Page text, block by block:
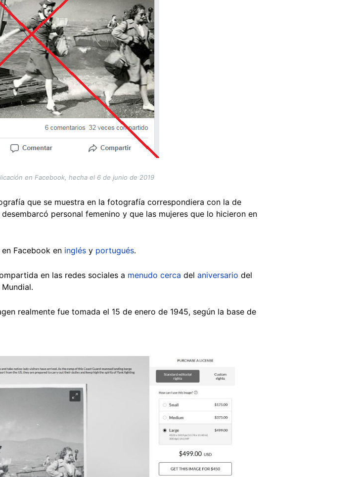
en Facebook, hecha el 6 de junio de 2019
que se muestra en la fotografía correspondiera con la de
personal femenino y que las mujeres que lo hicieron en
Facebook en inglés y portugués.
en las redes sociales a menudo cerca del aniversario del
realmente fue tomada el 15 de enero de 1945, según la base de